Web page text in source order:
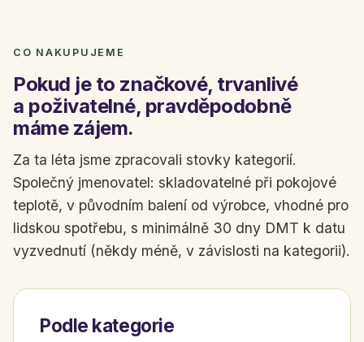
CO NAKUPUJEME
Pokud je to značkové, trvanlivé
a poživatelné, pravděpodobně
máme zájem.
Za ta léta jsme zpracovali stovky kategorií.
Společný jmenovatel: skladovatelné při pokojové
teplotě, v původním balení od výrobce, vhodné pro
lidskou spotřebu, s minimálně 30 dny DMT k datu
vyzvednutí (někdy méně, v závislosti na kategorii).
Podle kategorie